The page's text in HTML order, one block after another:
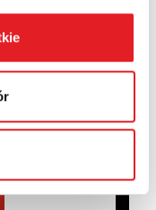
processing of
*